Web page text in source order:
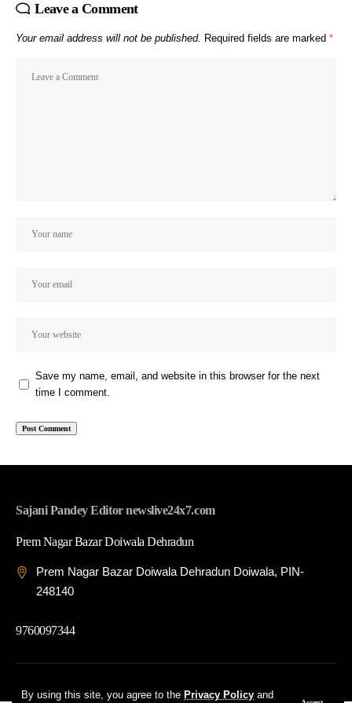
By using this site, you agree to the Privacy Policy and
Leave a Comment
Your email address will not be published. Required fields are marked *
Save my name, email, and website in this browser for the next
time I comment.
Sajani Pandey Editor newslive24x7.com
Prem Nagar Bazar Doiwala Dehradun
Prem Nagar Bazar Doiwala Dehradun Doiwala, PIN-
248140
9760097344